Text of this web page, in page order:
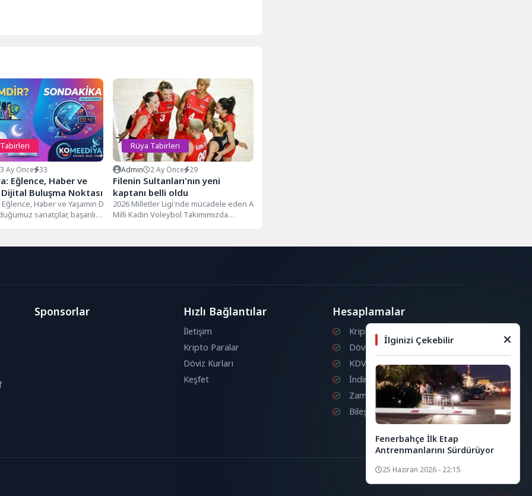
3 Ay Önce 33
Eğlence, Haber ve
Dijital Buluşma Noktası
Haber ve Yaşamın Dijital Buluşma NoktasıDijital dünyanın hızla büyüdüğü ve bilgiye ulaşmanın saniyeler sürdüğü günümüzde, internet
sanatçılar, başarılı iş insanları, dünyayı değiştiren bilim insanları veya sosyal medyanın yeni fenomenleri... Hayat hikayeleri, başarı
Rüya Tabirleri
Admin 2 Ay Önce 29
Filenin Sultanları'nın yeni
kaptanı belli oldu
2026 Milletler Ligi'nde mücadele eden A
Milli Kadın Voleybol Takımımızda
Sponsorlar Hızlı Bağlantılar
İletişim
Kripto Paralar
Döviz Kurları
Keşfet
Hesaplamalar
Kripto Para Hesaplama
Döviz Hesaplama
KDV Hesaplama
İndirim Hesaplama
Zam Hesaplama
Bileşik Hesaplama
İlginizi Çekebilir
Fenerbahçe İlk Etap
Antrenmanlarını Sürdürüyor
25 Haziran 2026 - 22:15